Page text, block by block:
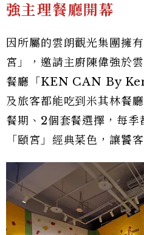
強主理餐廳開幕
因所屬的雲朗觀光集團擁
宮」，邀請主廚陳偉強於
餐廳「KEN CAN By
及旅客都能吃到米其林餐
餐期、2個套餐選擇，每
「頤宮」經典菜色，讓饕